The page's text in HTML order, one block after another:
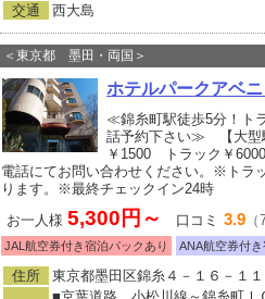
交通
西大島
＜東京都 墨田・両国＞
ホテルパークアベ
≪錦糸町駅徒歩5分！ト
話予約下さい≫ 【大型
￥1500 トラック￥
電話にてお問い合わせください。※トラ
ります。※最終チェックイン24時
お一人様 5,300円～ 口コミ 3.9
JAL航空券付き宿泊パックあり ANA航空券付
住所 東京都墨田区錦糸４－１６－１１